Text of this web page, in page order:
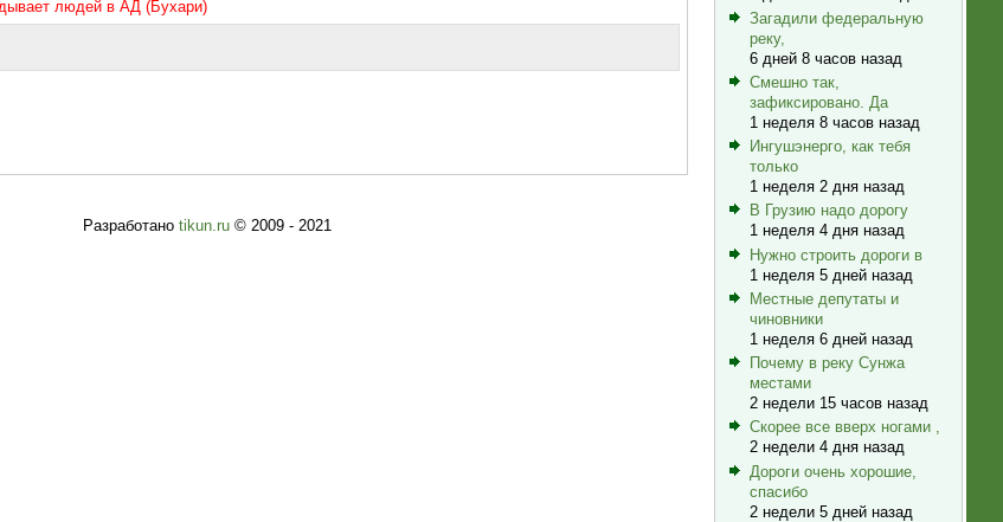
людей в АД (Бухари)
Разработано tikun.ru© 2009 - 2021
Загадили федеральную
реку,
6 дней 8 часов назад
Смешно так,
зафиксировано. Да
1 неделя 8 часов назад
Ингушэнерго, как тебя
только
1 неделя 2 дня назад
В Грузию надо дорогу
1 неделя 4 дня назад
Нужно строить дороги в
1 неделя 5 дней назад
Местные депутаты и
чиновники
1 неделя 6 дней назад
Почему в реку Сунжа
местами
2 недели 15 часов назад
Скорее все вверх ногами ,
2 недели 4 дня назад
Дороги очень хорошие,
спасибо
2 недели 5 дней назад